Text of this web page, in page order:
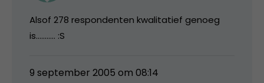
Alsof 278 respondenten kwalitatief genoeg
is……….. :S
9 september 2005 om 08:14